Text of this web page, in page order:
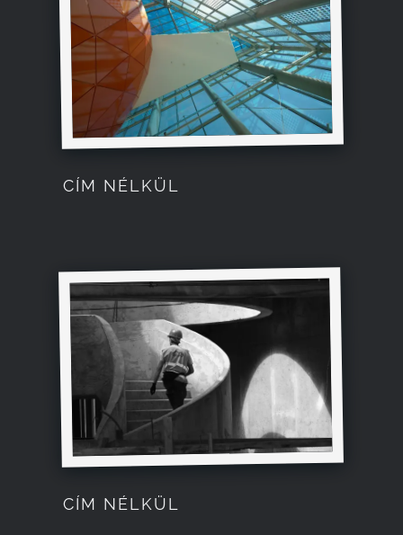
CÍM NÉLKÜL
CÍM NÉLKÜL